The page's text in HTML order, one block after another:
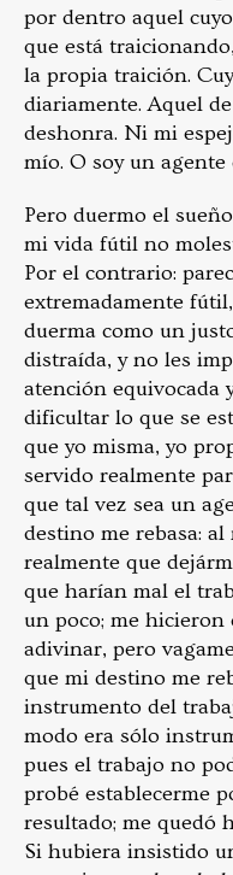
por dentro aquel
que está
la propia traición.
diariamente. Aquel
deshonra. Ni mi
mío. O soy un
Pero duermo el
mi vida fútil no
Por el contrario:
extremadamente
duerma como un
distraída, y no les
atención equivocada
dificultar lo que se
que yo misma, yo
servido realmente
que tal vez sea un
destino me rebasa:
realmente que
que harían mal el
un poco; me
adivinar, pero
que mi destino me
instrumento del
modo era sólo
pues el trabajo no
probé establecerme
resultado; me quedó
Si hubiera insistido